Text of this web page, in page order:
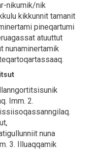
nikumik/nik
kikkunnit tamanit
pineqartumi
atuuttut
nunaminertamik
Imm. 2.
nuna
3. Illuaqqamik